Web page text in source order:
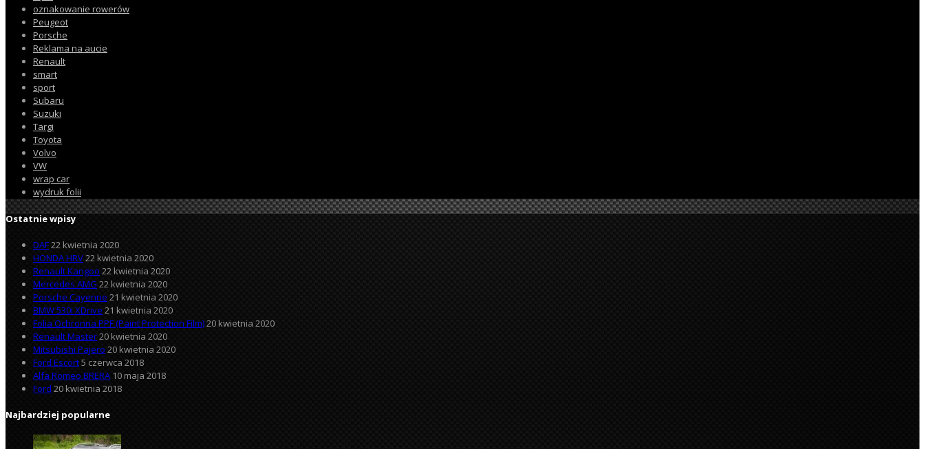
oznakowanie rowerów
Peugeot
Porsche
Reklama na aucie
Renault
smart
sport
Subaru
Suzuki
Targi
Toyota
Volvo
VW
wrap car
wydruk folii
Ostatnie wpisy
DAF22 kwietnia 2020
HONDA HRV22 kwietnia 2020
Renault Kangoo 22 kwietnia 2020
Mercedes AMG 22 kwietnia 2020
Porsche Cayenne 21 kwietnia 2020
BMW 530i XDrive 21 kwietnia 2020
Folia Ochronna PPF (Paint Protection Film)20 kwietnia 2020
Renault Master20 kwietnia 2020
Mitsubishi Pajero 20 kwietnia 2020
Ford Escort5 czerwca 2018
Alfa Romeo BRERA 10 maja 2018
Ford 20 kwietnia 2018
Najbardziej popularne